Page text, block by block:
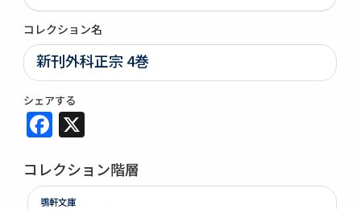
コレクション名
新刊外科正宗 4巻
シェアする
Facebook
コレクション階層
鶚軒文庫